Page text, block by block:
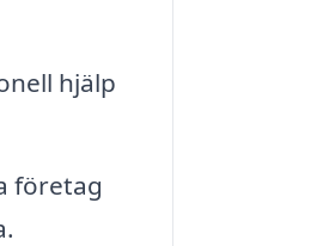
hjälp
företag